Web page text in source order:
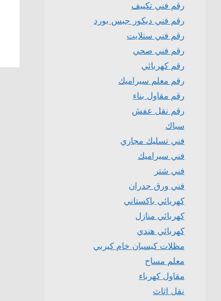
رقم فني تكييف
رقم فني ديكور جبس بورد
رقم فني ستلايت
رقم فني صحي
رقم كهربائي
رقم معلم سيراميك
رقم مقاول بناء
رقم نقل عفش
سباك
فني تسليك مجاري
فني سيراميك
فني شتر
فني ورق جدران
كهربائي باكستاني
كهربائي منازل
كهربائي هندي
مظلات كيسبان خام كيربي
معلم مساح
مقاول كهرباء
نقل اثاث